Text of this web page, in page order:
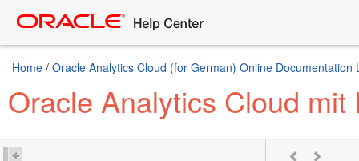
Home / Oracle Analytics Cloud (for German) Online Documentation
Oracle Analytics Cloud